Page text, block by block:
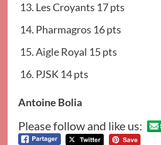
Les Croyants 17 pts
Pharmagros 16 pts
Aigle Royal 15 pts
PJSK 14 pts
Antoine Bolia
Please follow and like us: